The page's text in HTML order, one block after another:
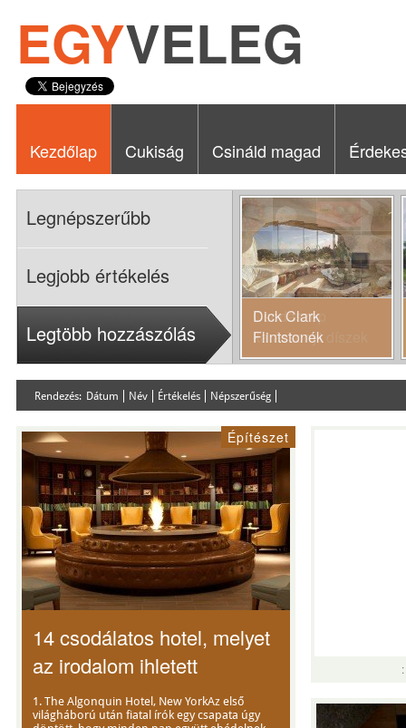
EGYVELEG
Kezdőlap Cukiság Csináld magad
Legnépszerűbb
Legjobb értékelés
Legtöbb hozzászólás
Dick Clark
Flintstonék
inspirálta malibui
otthona
Rendezés: Dátum Név Értékelés Népszerűség
Építészet
14 csodálatos hotel, melyet
az irodalom ihletett
1. The Algonquin Hotel, New YorkAz első
világháború után fiatal írók egy csapata úgy